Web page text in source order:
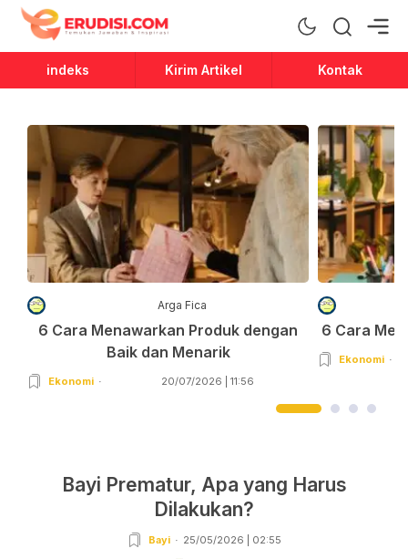
Erudisi
Temukan Jawaban dan Inspirasi
indeks Kirim Artikel Kontak
Arga Fica
6 Cara Menawarkan Produk dengan
Baik dan Menarik
Ekonomi 20/07/2026 | 11:56
6 Cara
Ekonomi
Bayi Prematur, Apa yang Harus
Dilakukan?
Bayi 25/05/2026 | 02:55